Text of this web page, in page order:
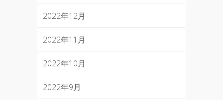
2022年12月
2022年11月
2022年10月
2022年9月